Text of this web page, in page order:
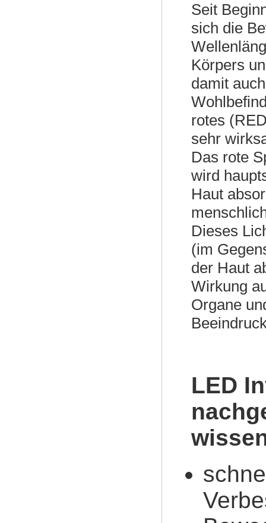
Seit
sich die
Körpers
damit
rotes
sehr
Das rote
wird
Haut
Dieses
(im
der Haut
Wirkung
Organe
LED